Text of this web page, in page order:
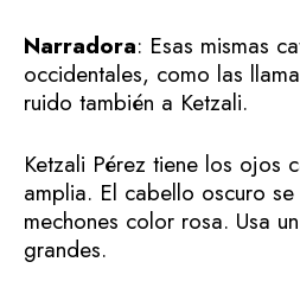
Narradora: Esas mismas
occidentales, como las
ruido también a Ketzali.
Ketzali Pérez tiene los ojos
amplia. El cabello oscuro
mechones color rosa. Usa
grandes.